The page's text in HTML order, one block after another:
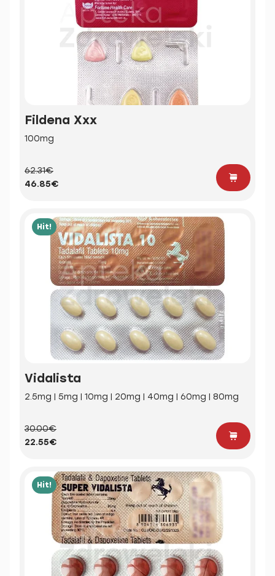
Fildena Xxx
100mg
62.31€
46.85€
Hit!
Vidalista
2.5mg | 5mg | 10mg | 20mg | 40mg | 60mg | 80mg
30.00€
22.55€
Hit!